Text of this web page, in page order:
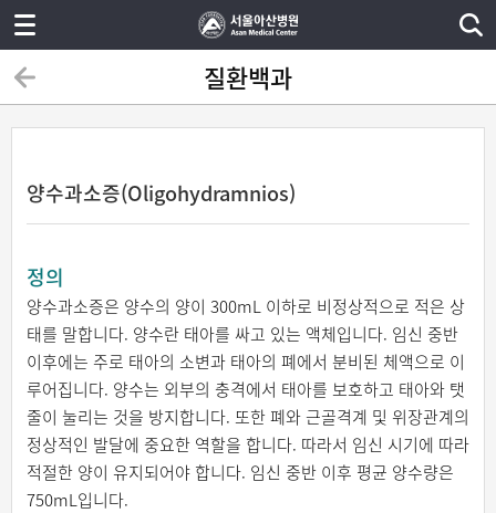
질환백과
양수과소증(Oligohydramnios)
정의
양수과소증은 양수의 양이 300mL 이하로 비정상적으로 적은 상
태를 말합니다. 양수란 태아를 싸고 있는 액체입니다. 임신 중반
이후에는 주로 태아의 소변과 태아의 폐에서 분비된 체액으로 이
루어집니다. 양수는 외부의 충격에서 태아를 보호하고 태아와 탯
줄이 눌리는 것을 방지합니다. 또한 폐와 근골격계 및 위장관계의
정상적인 발달에 중요한 역할을 합니다. 따라서 임신 시기에 따라
적절한 양이 유지되어야 합니다. 임신 중반 이후 평균 양수량은
750mL입니다.